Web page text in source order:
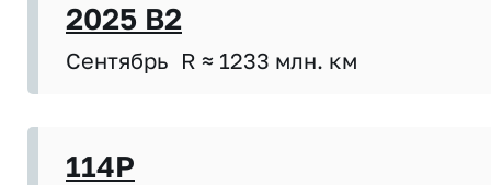
2025 B2
Сентябрь R ≈ 1233 млн. км
114P